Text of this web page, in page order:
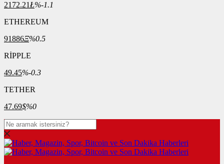
2172.21Ł%-1.1
ETHEREUM
91886Ξ%0.5
RİPPLE
49.45%-0.3
TETHER
47.69$%0